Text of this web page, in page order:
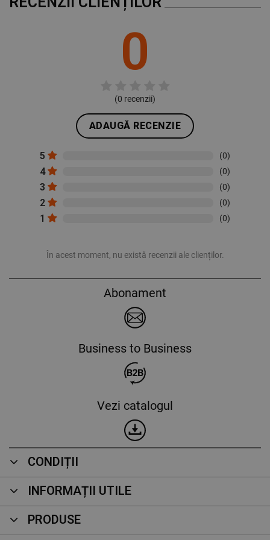
0
(0 recenzii)
ADAUGĂ RECENZIE
5 (0)
4 (0)
3 (0)
2 (0)
1 (0)
În acest moment, nu există recenzii ale clienților.
Abonament
Business to Business
Vezi catalogul
CONDIȚII
INFORMAȚII UTILE
PRODUSE